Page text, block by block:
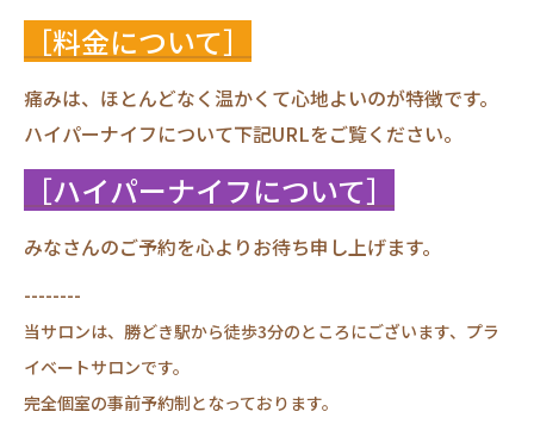
［料金について］
痛みは、ほとんどなく温かくて心地よいのが特徴です。
ハイパーナイフについて下記URLをご覧ください。
［ハイパーナイフについて］
みなさんのご予約を心よりお待ち申し上げます。
--------
当サロンは、勝どき駅から徒歩3分のところにございます、プラ
イベートサロンです。
完全個室の事前予約制となっております。